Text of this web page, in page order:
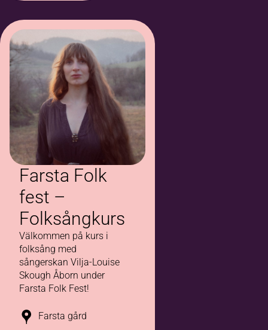
Farsta Folk
fest –
Folksångkurs
Välkommen på kurs i
folksång med
sångerskan Vilja-Louise
Skough Åborn under
Farsta Folk Fest!
Farsta gård